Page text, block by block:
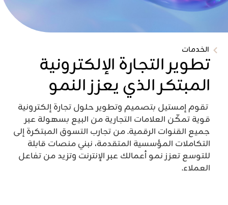
الخدمات
تطوير التجارة الإلكترونية
المبتكر الذي يعزز النمو
تقوم إمستيل بتصميم وتطوير حلول تجارة إلكترونية
قوية تمكّن العلامات التجارية من البيع بسهولة عبر
جميع القنوات الرقمية. من تجارب التسوق المبتكرة إلى
التكاملات المؤسسية المتقدمة، نبني منصات قابلة
للتوسع تعزز نمو أعمالك عبر الإنترنت وتزيد من تفاعل
العملاء.